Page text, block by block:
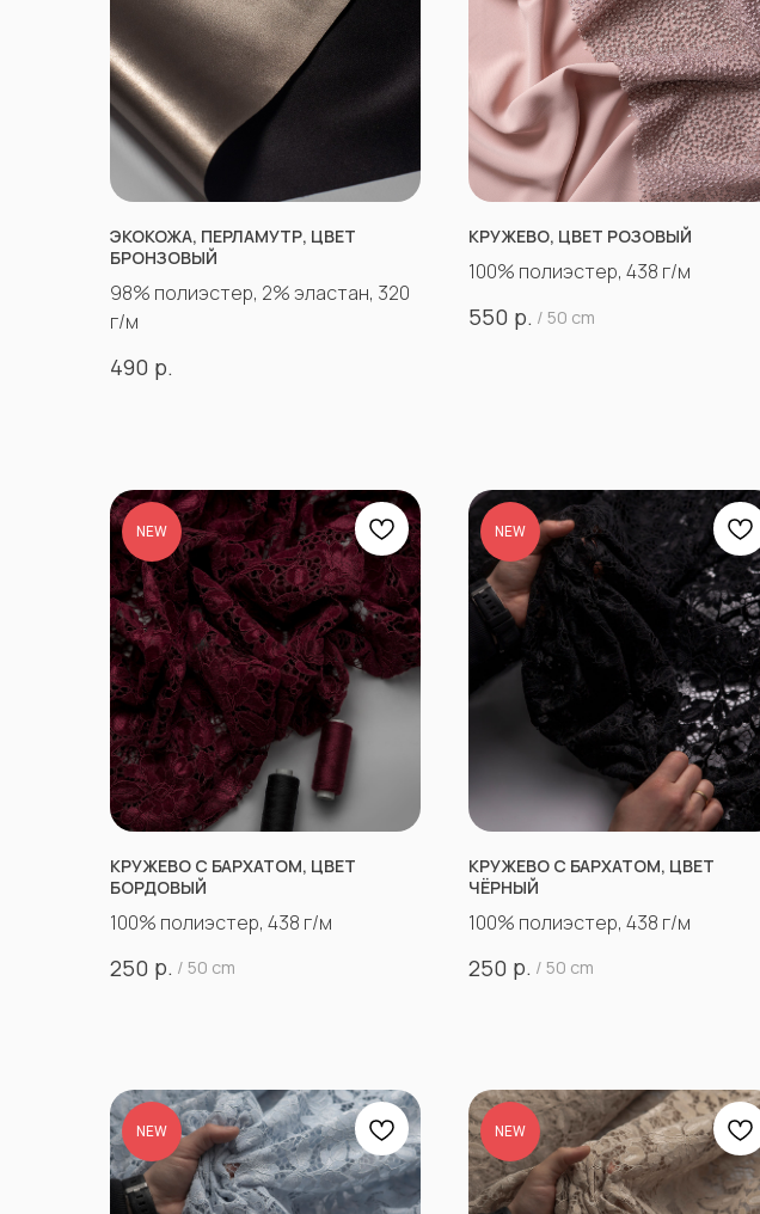
ЭКОКОЖА, ПЕРЛАМУТР, ЦВЕТ
БРОНЗОВЫЙ
98% полиэстер, 2% эластан, 320
г/м
490 р.
КРУЖЕВО, ЦВЕТ РОЗОВЫЙ
100% полиэстер, 438 г/м
550 р. / 50 cm
NEW
КРУЖЕВО С БАРХАТОМ, ЦВЕТ
БОРДОВЫЙ
100% полиэстер, 438 г/м
250 р. / 50 cm
NEW
КРУЖЕВО С БАРХАТОМ, ЦВЕТ
ЧЁРНЫЙ
100% полиэстер, 438 г/м
250 р. / 50 cm
NEW NEW